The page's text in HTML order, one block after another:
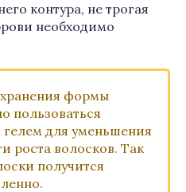
контура, не трогая
необходимо
формы
пользоваться
для уменьшения
роста волосков. Так
получится